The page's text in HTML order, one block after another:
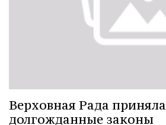
Верховная Рада приняла
долгожданные законы